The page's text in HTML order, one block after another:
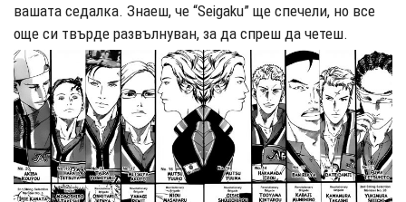
вашата седалка. Знаеш, че “Seigaku” ще спечели, но все
още си твърде развълнуван, за да спреш да четеш.